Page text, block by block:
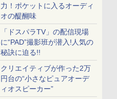
力！ポケットに入るオーディ
オの醍醐味
「ドスパラTV」の配信現場
に“PAD”撮影班が潜入!人気の
秘訣に迫る!!
クリエイティブが作った2万
円台の“小さなピュアオーデ
ィオスピーカー”